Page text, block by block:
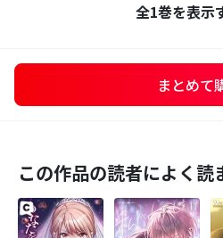
全1巻を表示
まとめて
この作品の読者によく読